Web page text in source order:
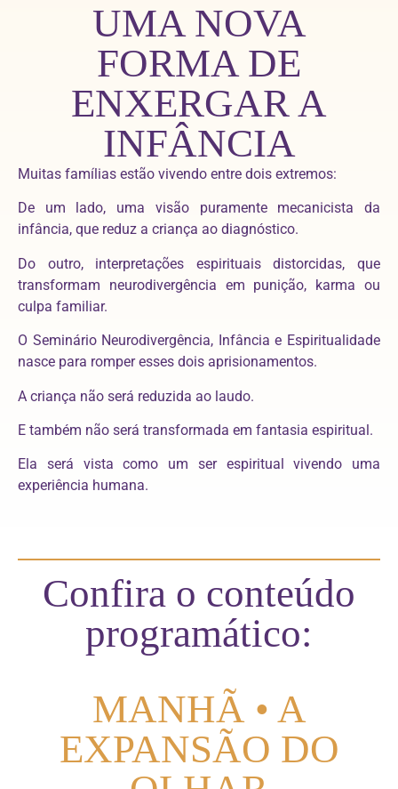
UMA NOVA
FORMA DE
ENXERGAR A
INFÂNCIA
Muitas famílias estão vivendo entre dois extremos:
De um lado, uma visão puramente mecanicista da
infância, que reduz a criança ao diagnóstico.
Do outro, interpretações espirituais distorcidas, que
transformam neurodivergência em punição, karma ou
culpa familiar.
O Seminário Neurodivergência, Infância e Espiritualidade
nasce para romper esses dois aprisionamentos.
A criança não será reduzida ao laudo.
E também não será transformada em fantasia espiritual.
Ela será vista como um ser espiritual vivendo uma
experiência humana.
Confira o conteúdo
programático:
MANHÃ • A
EXPANSÃO DO